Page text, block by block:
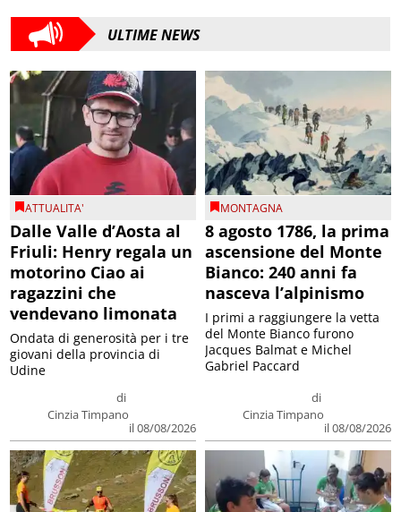
ULTIME NEWS
ATTUALITA'
Dalle Valle d’Aosta al
Friuli: Henry regala un
motorino Ciao ai
ragazzini che
vendevano limonata
di
Cinzia Timpano
il 08/08/2026
Ondata di generosità per i tre
giovani della provincia di
Udine
MONTAGNA
8 agosto 1786, la prima
ascensione del Monte
Bianco: 240 anni fa
nasceva l’alpinismo
di
Cinzia Timpano
il 08/08/2026
I primi a raggiungere la vetta
del Monte Bianco furono
Jacques Balmat e Michel
Gabriel Paccard